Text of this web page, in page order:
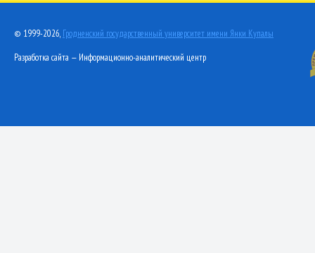
© 1999-2026, Гродненский государственный университет имени Янки Купалы
Разработка сайта — Информационно-аналитический центр